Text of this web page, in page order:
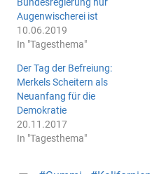
Augenwischerei ist
10.06.2019
In "Tagesthema"
Der Tag der Befreiung:
Merkels Scheitern als
Neuanfang für die
Demokratie
20.11.2017
In "Tagesthema"